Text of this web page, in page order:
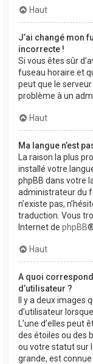
Haut
J’ai changé mon
incorrecte !
Si vous êtes sûr
fuseau horaire et
peut que le serveur
problème à un
Haut
Ma langue n’est
La raison la plus
installé votre
phpBB dans votre
administrateur du
n’existe pas,
traduction. Vous
Internet de phpBB
Haut
A quoi
d’utilisateur ?
Il y a deux
d’utilisateur
L’une d’elles
des étoiles ou des
ou votre statut sur
grande, est